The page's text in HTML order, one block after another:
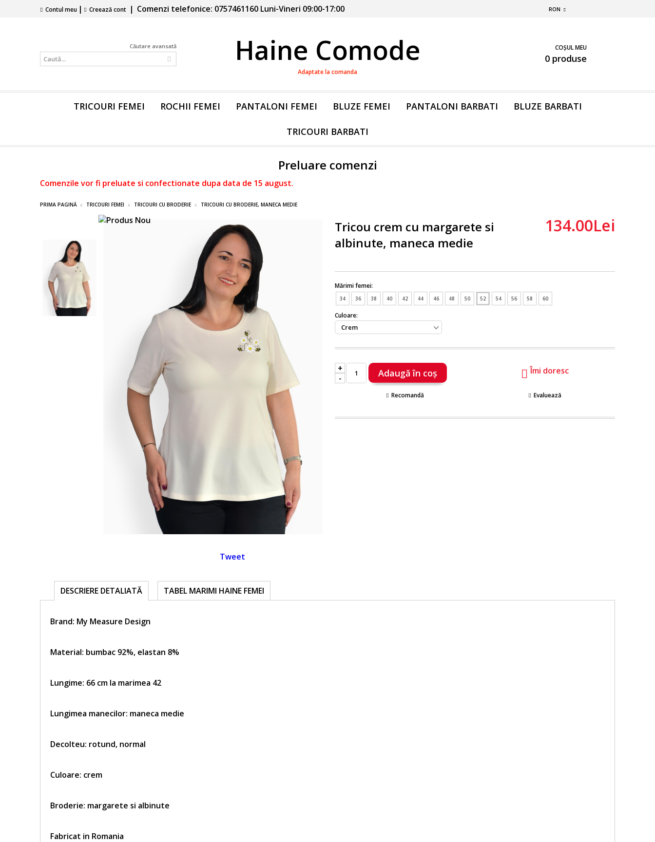
Contul meu | Creează cont | Comenzi telefonice: 0757461160 Luni-Vineri 09:00-17:00 RON
Căutare avansată Haine Comode
Adaptate la comanda
COȘUL MEU
0 produse
TRICOURI FEMEI ROCHII FEMEI PANTALONI FEMEI BLUZE FEMEI PANTALONI BARBATI BLUZE BARBATI
TRICOURI BARBATI
Preluare comenzi
Comenzile vor fi preluate si confectionate dupa data de 15 august.
PRIMA PAGINĂ TRICOURI FEMEI TRICOURI CU BRODERIE TRICOURI CU BRODERIE, MANECA MEDIE
Tricou crem cu margarete si
albinute, maneca medie
134.00Lei
Mărimi femei:
34 36 38 40 42 44 46 48 50 52 54 56 58 60
Culoare:
+
-
Îmi doresc
Recomandă Evaluează
Tweet
DESCRIERE DETALIATĂ TABEL MARIMI HAINE FEMEI
Brand: My Measure Design
Material: bumbac 92%, elastan 8%
Lungime: 66 cm la marimea 42
Lungimea manecilor: maneca medie
Decolteu: rotund, normal
Culoare: crem
Broderie: margarete si albinute
Fabricat in Romania